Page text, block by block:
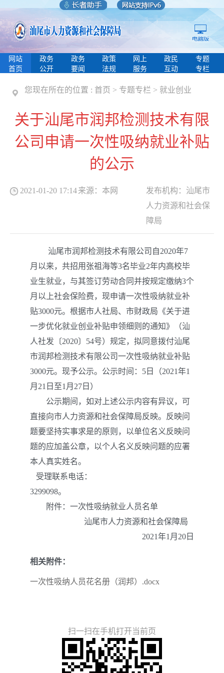
网站
首页
政务
公开
政务
要闻
政策
法规
网上
服务
政民
互动
专题
专栏
您现在所在的位置 : 首页 > 专题专栏 > 就业创业
关于汕尾市润邦检测技术有限
公司申请一次性吸纳就业补贴
的公示
2021-01-20 17:14来源： 本网 发布机构： 汕尾市
人力资源和社会保
障局
汕尾市润邦检测技术有限公司 自2020年7
月 以来，共招用 张祖海等3名毕业2年内高校毕
业生就业，与其签订劳动合同并按规定缴纳3个
月以上社会保险费，现申请一次性吸纳就业补
贴3000元。 根据市人社局、市财政局《关于进
一步优化就业创业补贴申领细则的通知》（汕
人社发 〔2020〕 54号）规定，拟同意拨付汕尾
市润邦检测技术有限公司一次性吸纳就业补贴
3000元。现予公示。公示时间： 5 日（2021年1
月 21 日至1 月 27 日）
公示期间，如对上述公示内容有异议，可
直接向市人力资源和社会保障局反映。反映问
题要坚持实事求是的原则，以单位名义反映问
题的应加盖公章，以个人名义反映问题的应署
本人真实姓名。
受理联系电话：
3299098。
附件： 一次性吸纳就业人 员名单
汕尾市人力资源和社会保障局
2021年1 月 20 日
相关附件：
一次性吸纳人员花名册（润邦）.docx
扫一扫在手机打开当前页